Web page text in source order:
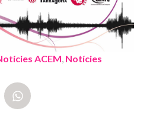
ACEM, Notícies